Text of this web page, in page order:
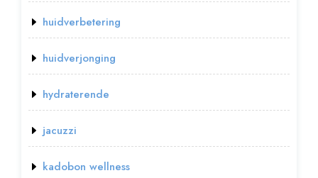
huidverbetering
huidverjonging
hydraterende
jacuzzi
kadobon wellness